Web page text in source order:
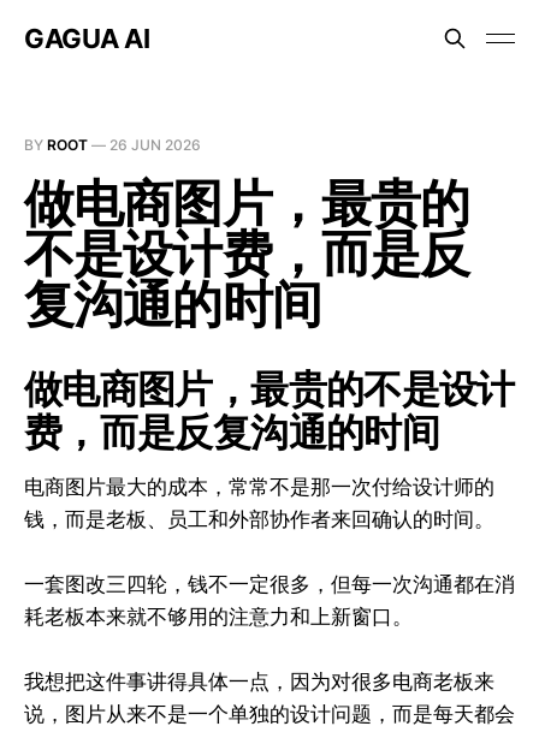
GAGUA AI
BY ROOT — 26 JUN 2026
做电商图片，最贵的
不是设计费，而是反
复沟通的时间
做电商图片，最贵的不是设计
费，而是反复沟通的时间
电商图片最大的成本，常常不是那一次付给设计师的
钱，而是老板、员工和外部协作者来回确认的时间。
一套图改三四轮，钱不一定很多，但每一次沟通都在消
耗老板本来就不够用的注意力和上新窗口。
我想把这件事讲得具体一点，因为对很多电商老板来
说，图片从来不是一个单独的设计问题，而是每天都会